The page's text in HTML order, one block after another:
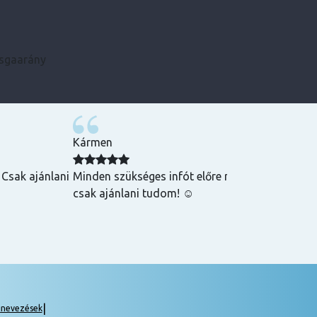
ajánlani
Kármen
Minden szükséges infót előre megkaptam,
csak ajánlani tudom! ☺️
|